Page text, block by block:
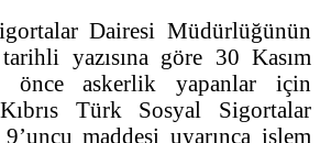
Dairesi Müdürlüğünün
yazısına göre 30 Kasım
önce askerlik yapanlar için
Türk Sosyal Sigortalar
9’uncu maddesi uyarınca işlem